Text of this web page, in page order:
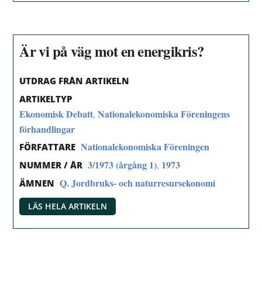
Är vi på väg mot en energikris?
UTDRAG FRÅN ARTIKELN
ARTIKELTYP
Ekonomisk Debatt,Nationalekonomiska Föreningens
förhandlingar
FÖRFATTARE Nationalekonomiska Föreningen
NUMMER / ÅR 3/1973 (årgång 1), 1973
ÄMNEN Q. Jordbruks- och naturresursekonomi
LÄS HELA ARTIKELN